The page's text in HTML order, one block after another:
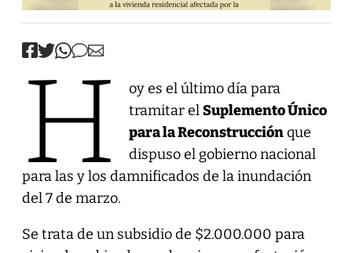
H
oy es el último día para
tramitar elSuplemento Único
para la Reconstrucciónque
dispuso el gobierno nacional
para las y los damnificados de la inundación
del 7 de marzo.
Se trata de un subsidio de $2.000.000 para